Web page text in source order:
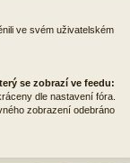
ve svém uživatelském
se zobrazí ve feedu:
dle nastavení fóra.
zobrazení odebráno